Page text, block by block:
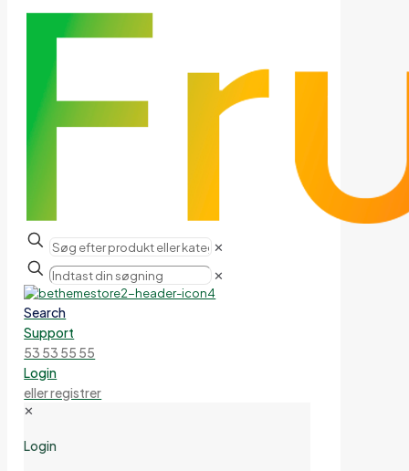
✕
✕
Search
Support
53 53 55 55
Login
eller registrer
✕
Login